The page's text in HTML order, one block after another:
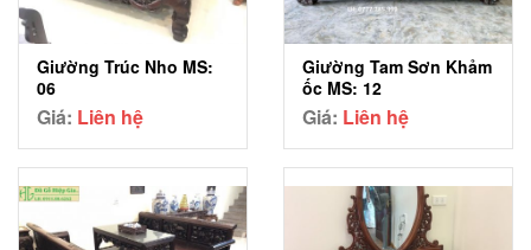
Giường Trúc Nho MS:
06
Giá: Liên hệ
Giường Tam Sơn Khảm
ốc MS: 12
Giá: Liên hệ